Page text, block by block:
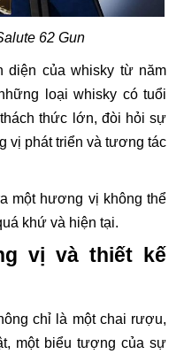
62 Gun
diện của whisky từ năm
loại whisky có tuổi
thức lớn, đòi hỏi sự
vị phát triển và tương tác
một hương vị không thể
khứ và hiện tại.
vị và thiết kế
chỉ là một chai rượu,
một biểu tượng của sự